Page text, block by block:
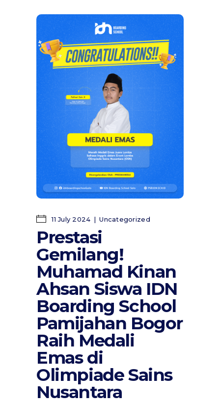
11 July 2024 Uncategorized
Prestasi
Gemilang!
Muhamad Kinan
Ahsan Siswa IDN
Boarding School
Pamijahan Bogor
Raih Medali
Emas di
Olimpiade Sains
Nusantara